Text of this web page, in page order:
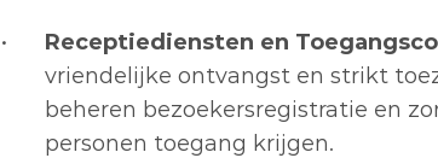
Receptiediensten en
vriendelijke ontvangst en strikt
beheren bezoekersregistratie en
personen toegang krijgen.